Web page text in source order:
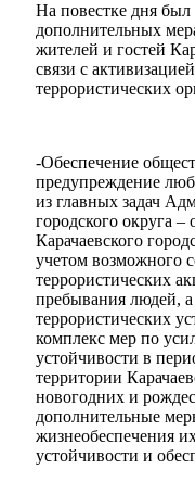
На повестке дня
дополнительных
жителей и гостей
связи с
террористических
-Обеспечение
предупреждение
из главных задач
городского округа
Карачаевского
учетом возможного
террористических
пребывания людей, а
террористических
комплекс мер по
устойчивости в
территории
новогодних и
дополнительные
жизнеобеспечения
устойчивости и